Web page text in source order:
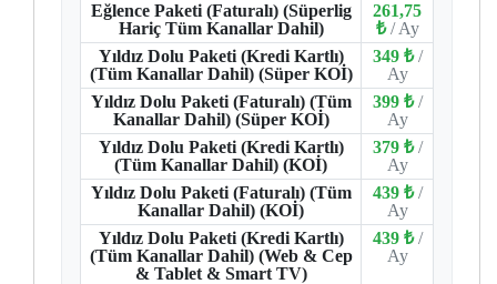
Eğlence Paketi (Faturalı) (Süperlig
Hariç Tüm Kanallar Dahil)
261,75
₺ / Ay
Yıldız Dolu Paketi (Kredi Kartlı)
(Tüm Kanallar Dahil) (Süper KOİ)
349 ₺ /
Ay
Yıldız Dolu Paketi (Faturalı) (Tüm
Kanallar Dahil) (Süper KOİ)
399 ₺ /
Ay
Yıldız Dolu Paketi (Kredi Kartlı)
(Tüm Kanallar Dahil) (KOİ)
379 ₺ /
Ay
Yıldız Dolu Paketi (Faturalı) (Tüm
Kanallar Dahil) (KOİ)
439 ₺ /
Ay
Yıldız Dolu Paketi (Kredi Kartlı)
(Tüm Kanallar Dahil) (Web & Cep
& Tablet & Smart TV)
439 ₺ /
Ay